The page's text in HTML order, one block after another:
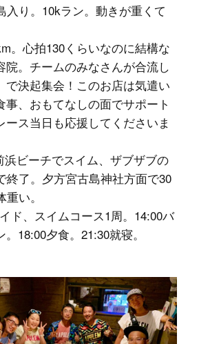
入り。10kラン。動きが重くて
。心拍130くらいなのに結構な
院。チームのみなさんが合流し
で決起集会！このお店は気遣い
事、おもてなしの面でサポート
ース当日も応援してくださいま
浜ビーチでスイム、ザブザブの
終了。夕方宮古島神社方面で30
い。
ド、スイムコース1周。14:00バ
18:00夕食。21:30就寝。